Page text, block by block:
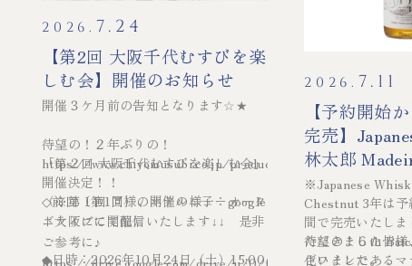
2026. 7.24
【第2回 大阪千代むすびを楽
しむ会】開催のお知らせ
開催３ケ月前の告知となります☆★
待望の！２年ぶりの！
「第２回 大阪千代むすびを楽しむ会」
開催決定！！
（※第１回 同様、ホテルニューオータ
ニ大阪にて開催）
◆日時：2026年10月24日（土）15:00
https://www.chiyomusubi.co.jp/products/detail/417
◇前回（第1 回）の開催の様子： google
ドライブにて配信いたします↓↓
是非
ご参考に ♪
https://drive.google.com/drive/u/0/folders/
2026. 7.11
【予約開始
完売】
林太郎
※Japanese
Chestnut 3年は
間で完売いたし
ただきました皆
ざいました。
待望の！６th
化ワインである